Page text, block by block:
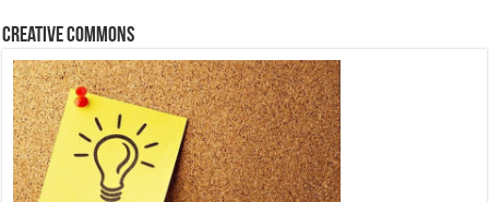
Creative Commons